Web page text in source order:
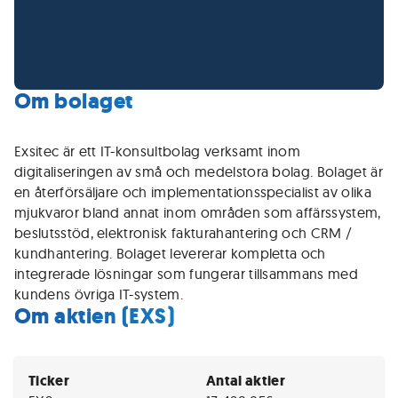
Om bolaget
Exsitec är ett IT-konsultbolag verksamt inom
digitaliseringen av små och medelstora bolag. Bolaget är
en återförsäljare och implementationsspecialist av olika
mjukvaror bland annat inom områden som affärssystem,
beslutsstöd, elektronisk fakturahantering och CRM /
kundhantering. Bolaget levererar kompletta och
integrerade lösningar som fungerar tillsammans med
kundens övriga IT-system.
Om aktien (EXS)
Ticker Antal aktier